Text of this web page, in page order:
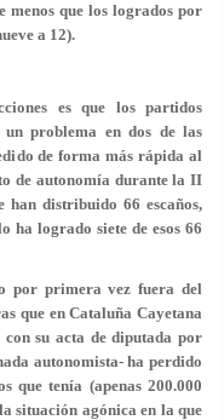
menos que los logrados por
a 12).
es que los partidos
un problema en dos de las
de forma más rápida al
de autonomía durante la II
han distribuido 66 escaños,
ha logrado siete de esos 66
por primera vez fuera del
que en Cataluña Cayetana
su acta de diputada por
autonomista- ha perdido
que tenía (apenas 200.000
situación agónica en la que